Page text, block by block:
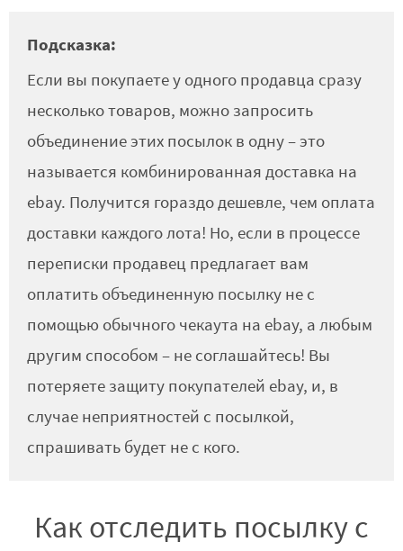
Подсказка:
Если вы покупаете у одного продавца сразу
несколько товаров, можно запросить
объединение этих посылок в одну – это
называется комбинированная доставка на
ebay. Получится гораздо дешевле, чем оплата
доставки каждого лота! Но, если в процессе
переписки продавец предлагает вам
оплатить объединенную посылку не с
помощью обычного чекаута на ebay, а любым
другим способом – не соглашайтесь! Вы
потеряете защиту покупателей ebay, и, в
случае неприятностей с посылкой,
спрашивать будет не с кого.
Как отследить посылку с